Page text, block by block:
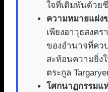
ใจที่เดิมพันด้วย
ความหมายแฝง
เพียงอาวุธสงค
ของอำนาจที่คว
สะท้อนความยิ่ง
ตระกูล
โศกนาฏกรรมแ